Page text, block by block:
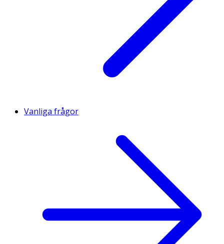
Vanliga frågor